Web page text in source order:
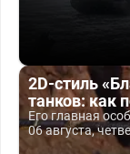
2D-стиль
танков: как
Его главная
06 августа,